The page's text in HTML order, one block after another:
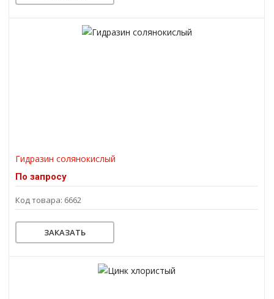
Гидразин солянокислый
По запросу
Код товара: 6662
ЗАКАЗАТЬ